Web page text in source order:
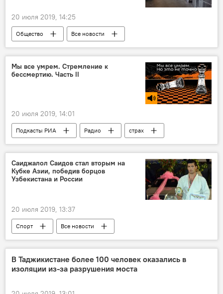
20 июля 2019, 14:25
Общество Все новости
Мы все умрем. Стремление к
бессмертию. Часть II
20 июля 2019, 14:01
Подкасты РИА Радио
страх
смерть известных людей
Саиджалол Саидов стал вторым на
Кубке Азии, победив борцов
Узбекистана и России
20 июля 2019, 13:37
Спорт
Все новости
Таджикистан: свежие новости спорта
В Таджикистане более 100 человек оказались в
изоляции из-за разрушения моста